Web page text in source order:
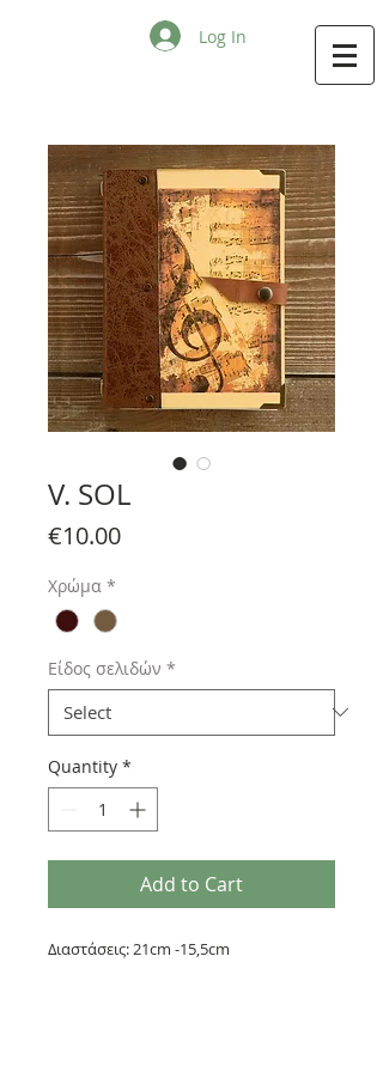
Log In
V. SOL
€10.00Price
Χρώμα *
Είδος σελιδών *
Quantity *
Add to Cart
Διαστάσεις: 21cm -15,5cm